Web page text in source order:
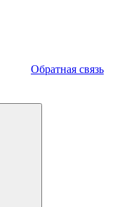
Обратная связь